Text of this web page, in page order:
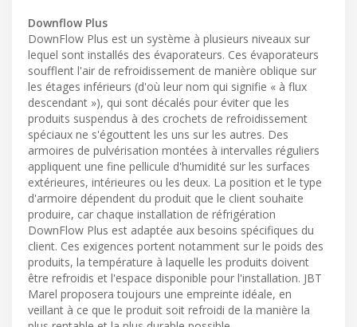
Downflow Plus
DownFlow Plus est un système à plusieurs niveaux sur
lequel sont installés des évaporateurs. Ces évaporateurs
soufflent l'air de refroidissement de manière oblique sur
les étages inférieurs (d'où leur nom qui signifie « à flux
descendant »), qui sont décalés pour éviter que les
produits suspendus à des crochets de refroidissement
spéciaux ne s'égouttent les uns sur les autres. Des
armoires de pulvérisation montées à intervalles réguliers
appliquent une fine pellicule d'humidité sur les surfaces
extérieures, intérieures ou les deux. La position et le type
d'armoire dépendent du produit que le client souhaite
produire, car chaque installation de réfrigération
DownFlow Plus est adaptée aux besoins spécifiques du
client. Ces exigences portent notamment sur le poids des
produits, la température à laquelle les produits doivent
être refroidis et l'espace disponible pour l'installation. JBT
Marel proposera toujours une empreinte idéale, en
veillant à ce que le produit soit refroidi de la manière la